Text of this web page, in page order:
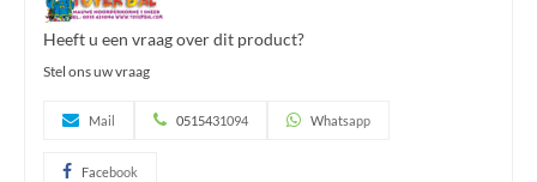
Heeft u een vraag over dit product?
Stel ons uw vraag
Mail 0515431094 Whatsapp
Facebook